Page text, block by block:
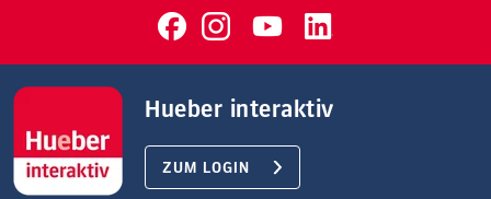
Hueber interaktiv
ZUM LOGIN